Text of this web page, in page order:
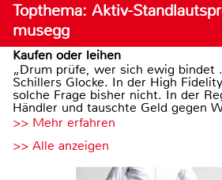
Topthema: Aktiv-
musegg
Kaufen oder leihen
„Drum prüfe, wer sich ewig bindet
Schillers Glocke. In der High
solche Frage bisher nicht. In der
Händler und tauschte Geld gegen
>> Mehr erfahren
>> Alle anzeigen